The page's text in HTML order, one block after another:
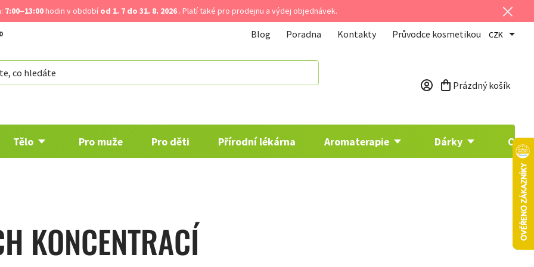
7:00–13:00hodin v obdobíod 1. 7 do 31. 8. 2026. Platí také pro prodejnu a výdej objednávek.
Blog Poradna Kontakty Průvodce kosmetikou CZK
Nákupní košík
Prázdný košík
Tělo Pro muže Pro děti Přírodní lékárna Aromaterapie Dárky
KONCENTRACÍ